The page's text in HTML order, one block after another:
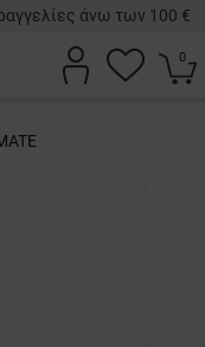
άνω των 100 €
0